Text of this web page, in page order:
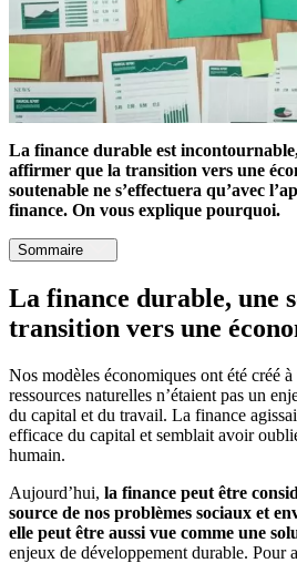
La finance durable est
affirmer que la transition vers une
soutenable ne s’effectuera qu’avec
finance. On vous explique pourquoi.
Sommaire
La finance durable, une
transition vers une
Nos modèles économiques ont été créé
ressources naturelles n’étaient pas un
du capital et du travail. La finance
efficace du capital et semblait avoir
humain.
Aujourd’hui, la finance peut être
source de nos problèmes sociaux et
elle peut être aussi vue comme une
enjeux de développement durable. Pour